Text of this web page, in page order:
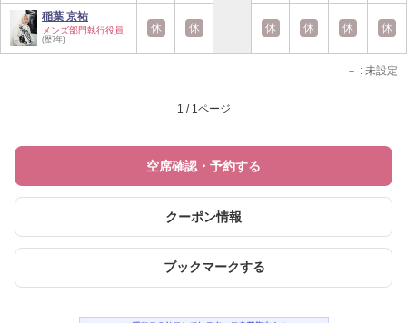
稲葉 京祐
メンズ部門執行役員
(歴7年)
休 休 休 休 休 休
－ : 未設定
1 / 1ページ
空席確認・予約する
クーポン情報
ブックマークする